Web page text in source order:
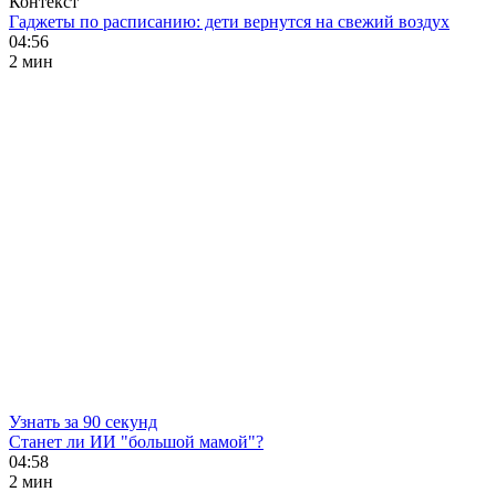
Гаджеты по расписанию: дети вернутся на свежий воздух
04:56
2 мин
Узнать за 90 секунд
Станет ли ИИ "большой мамой"?
04:58
2 мин